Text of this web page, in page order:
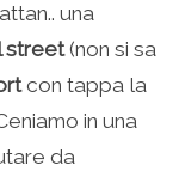
una
street(non si sa
con tappa la
in una
da